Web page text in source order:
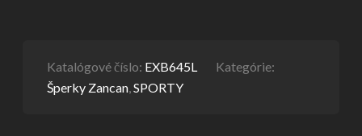
Katalógové číslo: EXB645L
Kategórie:
Šperky Zancan ,SPORTY